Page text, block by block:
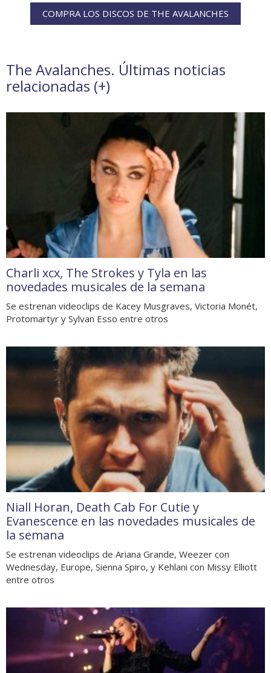
COMPRA LOS DISCOS DE THE AVALANCHES
The Avalanches. Últimas noticias
relacionadas (+)
Charli xcx, The Strokes y Tyla en las
novedades musicales de la semana
Se estrenan videoclips de Kacey Musgraves, Victoria Monét,
Protomartyr y Sylvan Esso entre otros
Niall Horan, Death Cab For Cutie y
Evanescence en las novedades musicales de
la semana
Se estrenan videoclips de Ariana Grande, Weezer con
Wednesday, Europe, Sienna Spiro, y Kehlani con Missy Elliott
entre otros